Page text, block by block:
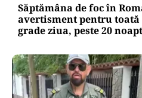
Săptămâna de foc în
avertisment pentru toată
grade ziua, peste 20